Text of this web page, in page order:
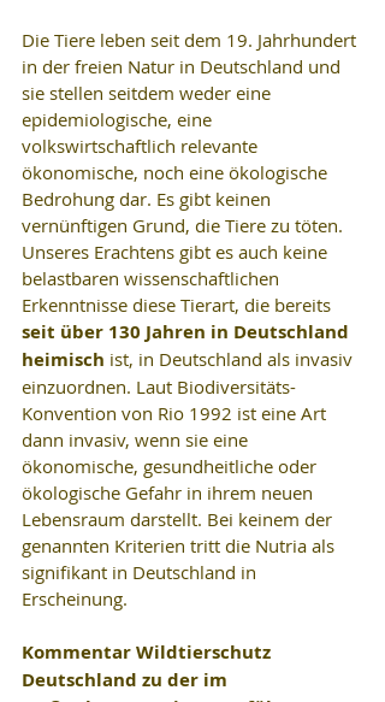
Die Tiere leben seit dem 19. Jahrhundert
in der freien Natur in Deutschland und
sie stellen seitdem weder eine
epidemiologische, eine
volkswirtschaftlich relevante
ökonomische, noch eine ökologische
Bedrohung dar. Es gibt keinen
vernünftigen Grund, die Tiere zu töten.
Unseres Erachtens gibt es auch keine
belastbaren wissenschaftlichen
Erkenntnisse diese Tierart, die bereits
seit über 130 Jahren in Deutschland
heimisch ist, in Deutschland als invasiv
einzuordnen. Laut Biodiversitäts-
Konvention von Rio 1992 ist eine Art
dann invasiv, wenn sie eine
ökonomische, gesundheitliche oder
ökologische Gefahr in ihrem neuen
Lebensraum darstellt. Bei keinem der
genannten Kriterien tritt die Nutria als
signifikant in Deutschland in
Erscheinung.
Kommentar Wildtierschutz
Deutschland zu der im